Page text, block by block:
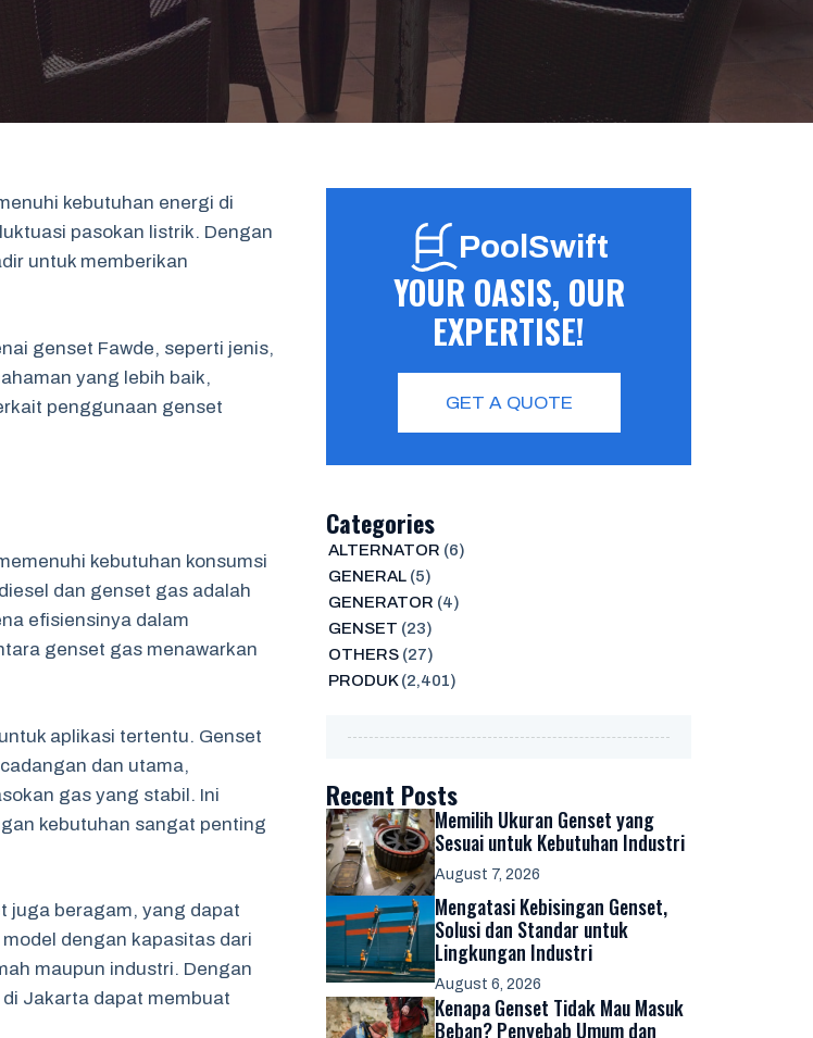
kebutuhan energi di
pasokan listrik. Dengan
untuk memberikan
genset Fawde, seperti jenis,
yang lebih baik,
penggunaan genset
kebutuhan konsumsi
dan genset gas adalah
efisiensinya dalam
genset gas menawarkan
aplikasi tertentu. Genset
dan utama,
gas yang stabil. Ini
kebutuhan sangat penting
juga beragam, yang dapat
dengan kapasitas dari
maupun industri. Dengan
Jakarta dapat membuat
PoolSwift
YOUR OASIS, OUR
EXPERTISE!
GET A QUOTE
Categories
ALTERNATOR (6)
GENERAL(5)
GENERATOR (4)
GENSET (23)
OTHERS(27)
PRODUK(2,401)
Recent Posts
Memilih Ukuran Genset yang
Sesuai untuk Kebutuhan Industri
August 7, 2026
Mengatasi Kebisingan Genset,
Solusi dan Standar untuk
Lingkungan Industri
August 6, 2026
Kenapa Genset Tidak Mau Masuk
Beban? Penyebab Umum dan